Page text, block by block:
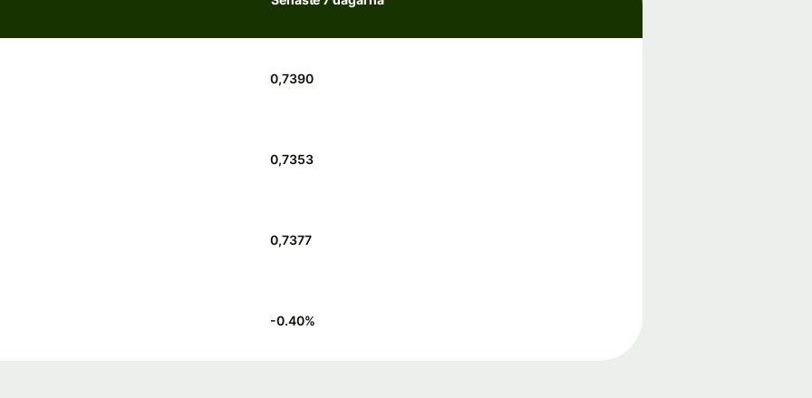
0,7390
0,7353
0,7377
-0.40%